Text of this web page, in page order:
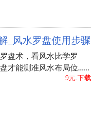
反顾。这种脸相的
有很高的知名度，
，没法找寻真正愿
认为并非因为她们
确让人没法接受。
流韵事冷情，不把
_风水罗盘使用步骤
盘术，看风水比学罗
才能测准风水布局位......
9元.下载